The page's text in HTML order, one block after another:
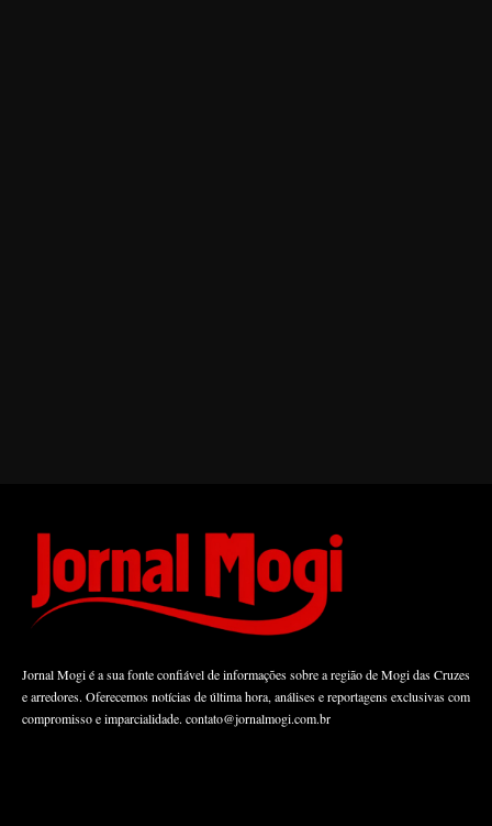
Jornal Mogi é a sua fonte confiável de informações sobre a região de Mogi das Cruzes
e arredores. Oferecemos notícias de última hora, análises e reportagens exclusivas com
compromisso e imparcialidade. contato@jornalmogi.com.br